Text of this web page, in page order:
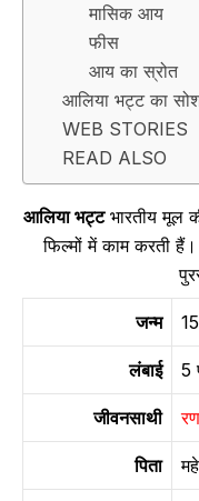
मासिक आय
फीस
आय का स्रोत
आलिया भट्ट का
WEB STORIES
READ ALSO
आलिया भट्टभारतीय मूल
फिल्मों में काम करती
जन्म
लंबाई 5
जीवनसाथी
पिता